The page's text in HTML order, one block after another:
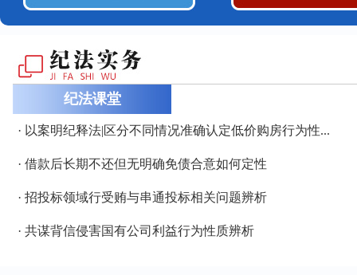
纪法课堂
· 以案明纪释法|区分不同情况准确认定低价购房行为性...
· 借款后长期不还但无明确免债合意如何定性
· 招投标领域行受贿与串通投标相关问题辨析
· 共谋背信侵害国有公司利益行为性质辨析